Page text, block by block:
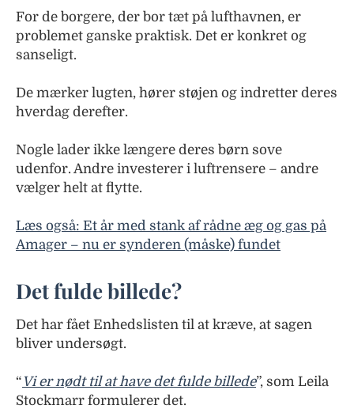
For de borgere, der bor tæt på lufthavnen, er
problemet ganske praktisk. Det er konkret og
sanseligt.
De mærker lugten, hører støjen og indretter deres
hverdag derefter.
Nogle lader ikke længere deres børn sove
udenfor. Andre investerer i luftrensere – andre
vælger helt at flytte.
Læs også: Et år med stank af rådne æg og gas på
Amager – nu er synderen (måske) fundet
Det fulde billede?
Det har fået Enhedslisten til at kræve, at sagen
bliver undersøgt.
“Vi er nødt til at have det fulde billede”, som Leila
Stockmarr formulerer det.